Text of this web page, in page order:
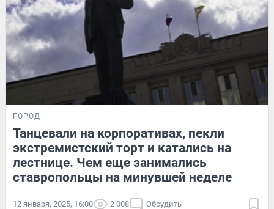
ГОРОД
Танцевали на корпоративах, пекли
экстремистский торт и катались на
лестнице. Чем еще занимались
ставропольцы на минувшей неделе
12 января, 2025, 16:00 2 008 Обсудить